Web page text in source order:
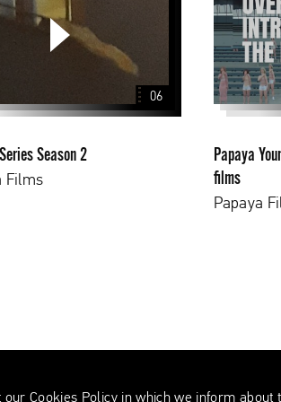
06
Season 2
Films
Directors
Awarded
films
Papaya
films
Papaya
our Cookies Policyin which we inform about